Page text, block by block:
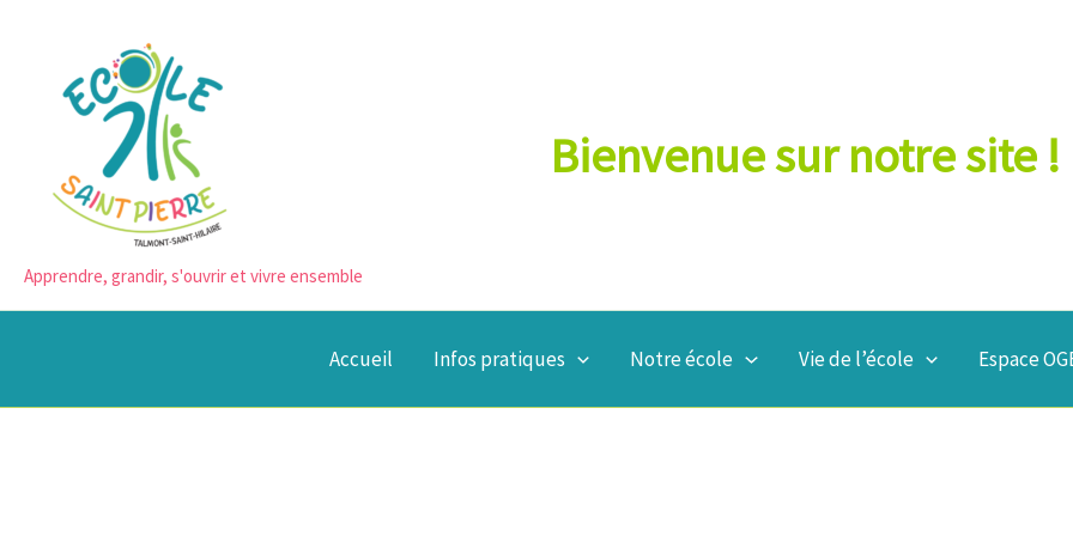
contenu
Apprendre, grandir, s'ouvrir et vivre ensemble
Bienvenue sur notre site !
Accueil Infos pratiques Notre école Vie de l’école Espace